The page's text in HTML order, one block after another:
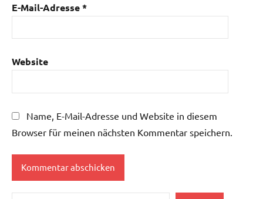
E-Mail-Adresse*
Website
Name, E-Mail-Adresse und Website in diesem
Browser für meinen nächsten Kommentar speichern.